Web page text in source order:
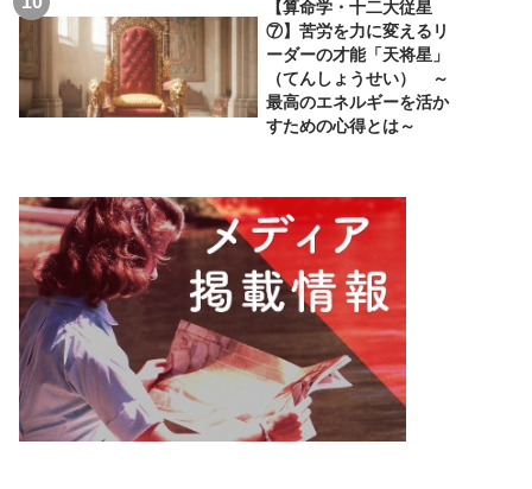
【算命学・十二大従星
⑦】苦労を力に変えるリ
ーダーの才能「天将星」
（てんしょうせい） ～
最高のエネルギーを活か
すための心得とは～